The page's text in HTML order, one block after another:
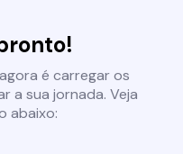
é carregar os
a sua jornada. Veja
abaixo: